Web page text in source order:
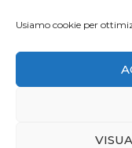
Usiamo cookie per